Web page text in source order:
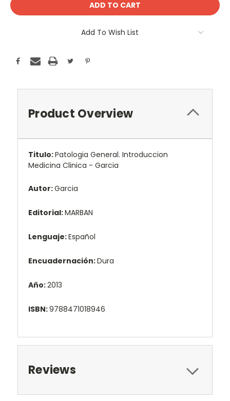
Add To Wish List
Product Overview
Titulo:Patologia General. Introduccion
Medicina Clinica - Garcia
Autor:Garcia
Editorial:MARBAN
Lenguaje:Español
Encuadernación:Dura
Año:2013
ISBN:9788471018946
Reviews